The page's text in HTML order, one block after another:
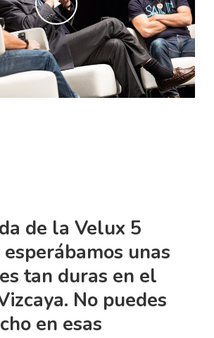
de la Velux 5
esperábamos unas
tan duras en el
No puedes
en esas